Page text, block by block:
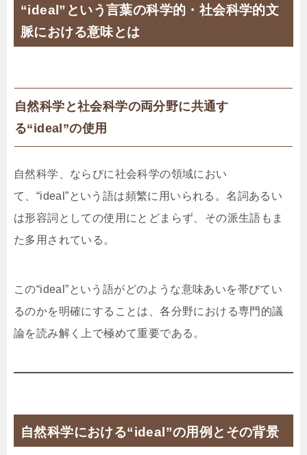
“ideal”という言葉の科学的・社会科学的文
脈における意味とは
自然科学と社会科学の両分野に共通す
る“ideal”の使用
自然科学、ならびに社会科学の領域におい
て、“ideal”という語は頻繁に用いられる。名詞あるい
は形容詞としての使用にとどまらず、その派生語もま
た多用されている。
この“ideal”という語がどのような意味あいを帯びてい
るのかを明確にすることは、各分野における専門的議
論を読み解く上で極めて重要である。
自然科学における“ideal”の用例とその背景